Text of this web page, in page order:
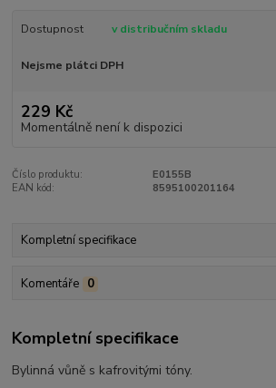
Dostupnost v distribučním skladu
Nejsme plátci DPH
229 Kč
Momentálně není k dispozici
Číslo produktu:
E0155B
EAN kód:
8595100201164
Kompletní specifikace
Komentáře 0
Kompletní specifikace
Bylinná vůně s kafrovitými tóny.